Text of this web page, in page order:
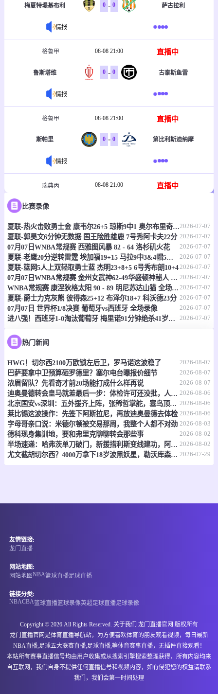
梅夏特堤基布利 0 - 0 萨古拉利
情报
格鲁甲 08-08 21:00 直播中
鲁斯塔维 0 - 0 古泰斯鱼雷
情报
格鲁甲 08-08 21:00 直播中
斯帕里 0 - 0 第比利斯迪纳摩
情报
瑞典丙 08-08 21:00 直播中
卡斯隆德
情报
瑞典丙 08-08 21:00 直播中
奥雷布洛西里安斯卡 0 - BK前进
情报
瑞典丙 08-08 21:00 直播中
瓦斯特拉弗罗伦达
情报
瑞典丙 08-08 21:00
奥尼沙拉 0 - 0 波尔赞
情报
瑞典丙 08-08 21:00 直播中
欧卡哈姆斯
-
情报
瑞典丙 08-08 21:00 直播中
0 - 0
比赛录像
夏联-热火击败勇士金 康韦尔26+5 琼斯9中1 奥尔布里奇21+62026-07-07
夏联-郭昊文6分钟无数据 国王险胜雄鹿 7号秀阿卡夫22分 2026-07-07
07月07日WNBA常规赛 西雅图风暴 82 - 64 洛杉矶火花 2026-07-07
夏联-老鹰20分逆转雷霆 埃加福19+15 马拉9中3&4帽5失误 2026-07-07
夏联-篮网5人上双轻取勇士蓝 杰明23+8+5 6号秀布朗10+4 2026-07-07
07月07日WNBA常规赛 金州女武神62-49华盛顿神秘人 全场集锦 2026-07-07
WNBA常规赛 康涅狄格太阳 90 - 89 明尼苏达山猫 全场集锦 2026-07-07
夏联-爵士力克灰熊 彼得森25+12 布泽尔18+7 科沃德23分 2026-07-07
07月07日 世界杯1/8决赛 葡萄牙vs西班牙 全场录像 2026-07-07
进八强！西班牙1-0淘汰葡萄牙 梅里诺91分钟绝杀41岁C罗最后一舞 2026-07-07
热门新闻
HWG！切尔西2100万欧锁左后卫，罗马诺这波稳了 2026-08-07
巴萨要拿中卫预算砸罗德里？塞尔电台曝报价细节 2026-08-07
浓眉留队？先看奇才前20场能打成什么样再说 2026-08-07
迪奥曼德转会皇马就差最后一步：体检许可还没批，人在等放行 2026-08-06
北京国安vs深圳：五外援齐上阵，张稀哲掌舵，塞鸟顶中锋？ 2026-08-06
莱比锡这波操作：先签下阿斯拉尼，再放迪奥曼德去体检 2026-08-06
字母哥亲口说：米德尔顿被交易那周，我整个人都不对劲 2026-08-03
德科现身集训地，要和弗里克聊聊转会那些事 2026-08-02
半场速递：哈弗茨单刀破门，新援措利斯变线建功，阿森纳2-0领先赫罗纳 2026-08-02
尤文截胡切尔西？4000万拿下18岁波黑妖星，勒沃库森放人 2026-07-29
友情链接:
龙门直播
网站地图:
网站地图NBA篮球直播足球直播
链接分类:
NBACBA篮球直播篮球录像英超 足球直播足球录像
Copyright © 2026.All Rights Reserved. 关于我们 龙门直播官网 版权所有
龙门直播官网是体育直播导航站，为方便喜欢体育的朋友观看视频，每日最新
NBA直播,足球五大联赛直播,足球直播,等体育赛事直播，无插件直接观看！
本站所有赛事直播信号均由用户收集或从搜索引擎搜索整理获得，所有内容均来
自互联网，我们自身不提供任何直播信号和视频内容，如有侵犯您的权益请联系
我们，我们会第一时间处理